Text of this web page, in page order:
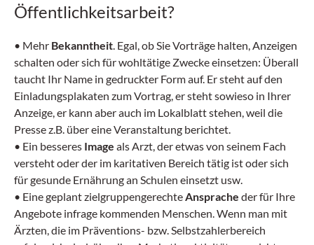
Öffentlichkeits­arbeit?
• Mehr Bekanntheit . Egal, ob Sie Vorträge halten, Anzeigen
schalten oder sich für wohltätige Zwecke einsetzen: Überall
taucht Ihr Name in gedruckter Form auf. Er steht auf den
Einladungsplakaten zum Vortrag, er steht sowieso in Ihrer
Anzeige, er kann aber auch im Lokalblatt stehen, weil die
Presse z.B. über eine Veranstaltung berichtet.
• Ein besseres Image als Arzt, der etwas von seinem Fach
versteht oder der im karitativen Bereich tätig ist oder sich
für gesunde Ernährung an Schulen einsetzt usw.
• Eine geplant zielgruppengerechte Ansprache der für Ihre
Angebote infrage kommenden Menschen. Wenn man mit
Ärzten, die im Präventions- bzw. Selbstzahlerbereich